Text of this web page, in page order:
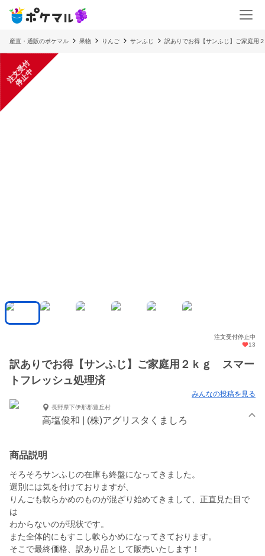
産直・通販のポケマル 果物 りんご サンふじ 訳ありでお得【サンふじ】ご家庭用
注
文
受
付
停
止
中
注文受付停止中
13
訳ありでお得【サンふじ】ご家庭用２ｋｇ スマー
トフレッシュ処理済
みんなの投稿を見る
長野県下伊那郡豊丘村
高塩俊和 | (株)アグリスタくましろ
商品説明
そろそろサンふじの在庫も終盤になってきました。
選別には気を付けておりますが、
りんごも軟らかめのものが混ざり始めてきまして、正直見た目で
は
わからないのが現状です。
また全体的にもすこし軟らかめになってきております。
そこで最終価格、訳あり品として販売いたします！